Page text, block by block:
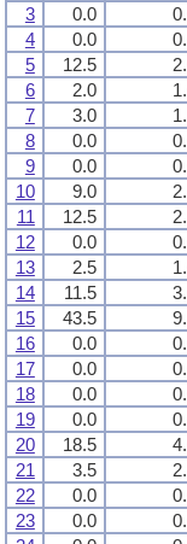
3
0.0
4
0.0
5
12.5
6
2.0
7
3.0
8
0.0
9
0.0
10
9.0
11
12.5
12
0.0
13
2.5
14
11.5
15
43.5
16
0.0
17
0.0
18
0.0
19
0.0
20
18.5
21
3.5
22
0.0
23
0.0